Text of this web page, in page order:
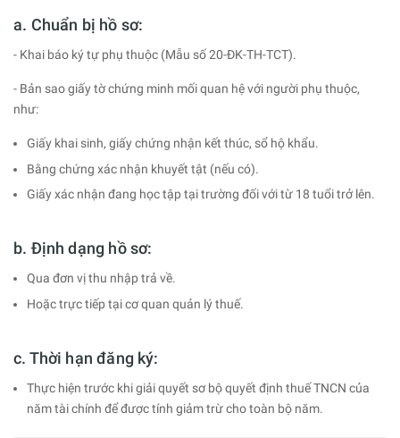
a. Chuẩn bị hồ sơ:
- Khai báo ký tự phụ thuộc (Mẫu số 20-ĐK-TH-TCT).
- Bản sao giấy tờ chứng minh mối quan hệ với người phụ thuộc,
như:
Giấy khai sinh, giấy chứng nhận kết thúc, sổ hộ khẩu.
Bằng chứng xác nhận khuyết tật (nếu có).
Giấy xác nhận đang học tập tại trường đối với từ 18 tuổi trở lên.
b. Định dạng hồ sơ:
Qua đơn vị thu nhập trả về.
Hoặc trực tiếp tại cơ quan quản lý thuế.
c. Thời hạn đăng ký:
Thực hiện trước khi giải quyết sơ bộ quyết định thuế TNCN của
năm tài chính để được tính giảm trừ cho toàn bộ năm.